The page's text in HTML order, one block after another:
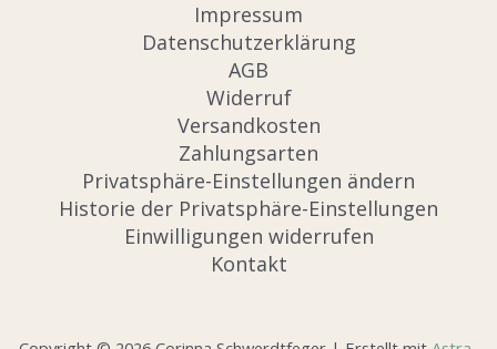
Impressum
Datenschutzerklärung
AGB
Widerruf
Versandkosten
Zahlungsarten
Privatsphäre-Einstellungen ändern
Historie der Privatsphäre-Einstellungen
Einwilligungen widerrufen
Kontakt